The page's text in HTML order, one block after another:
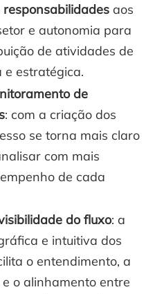
aos
e autonomia para
de atividades de
estratégica.
de
: com a criação dos
se torna mais claro
com mais
de cada
do fluxo: a
e intuitiva dos
o entendimento, a
o alinhamento entre